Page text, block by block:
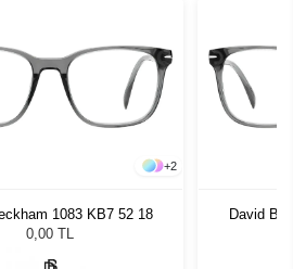
+2
1083 KB7 52 18
0,00 TL
David